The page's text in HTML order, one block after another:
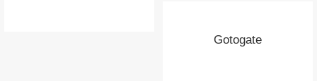
Gotogate